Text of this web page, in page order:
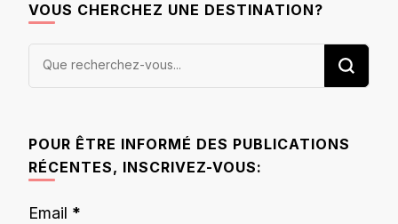
VOUS CHERCHEZ UNE DESTINATION?
Vous
recherchiez
chose ?
POUR ÊTRE INFORMÉ DES PUBLICATIONS
RÉCENTES, INSCRIVEZ-VOUS:
Email *